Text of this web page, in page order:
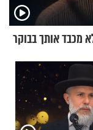
מכבד אותך בבוקר